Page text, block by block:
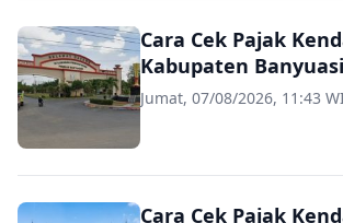
Cara Cek Pajak
Kabupaten
Jumat, 07/08/2026, 11:43
Cara Cek Pajak